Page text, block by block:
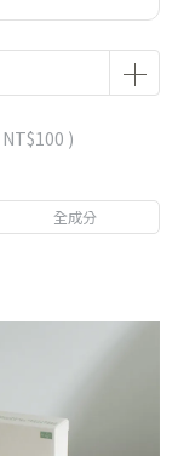
NT$100 )
全成分